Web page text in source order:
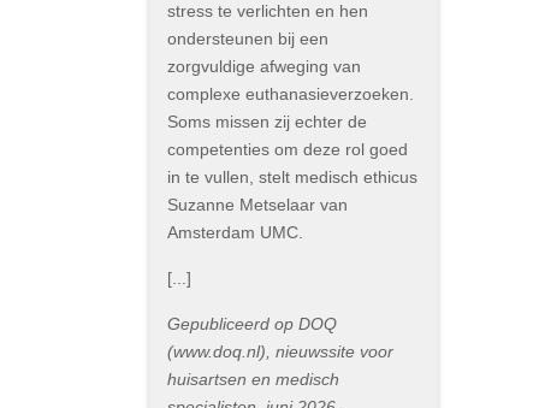
stress te verlichten en hen
ondersteunen bij een
zorgvuldige afweging van
complexe euthanasieverzoeken.
Soms missen zij echter de
competenties om deze rol goed
in te vullen, stelt medisch ethicus
Suzanne Metselaar van
Amsterdam UMC.
[...]
Gepubliceerd op DOQ
(www.doq.nl), nieuwssite voor
huisartsen en medisch